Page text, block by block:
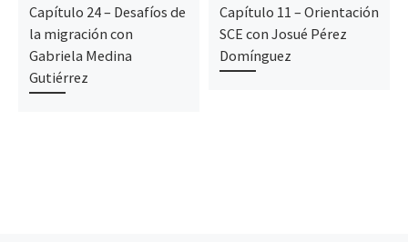
Capítulo 24 – Desafíos de
la migración con
Gabriela Medina
Gutiérrez
Capítulo 11 – Orientación
SCE con Josué Pérez
Domínguez